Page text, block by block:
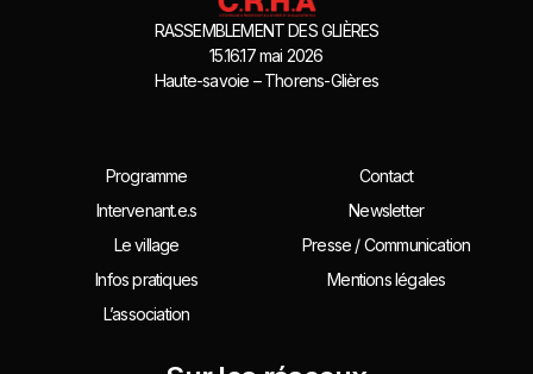
RASSEMBLEMENT DES GLIÈRES
15.16.17 mai 2026
Haute-savoie – Thorens-Glières
Programme
Intervenant.e.s
Le village
Infos pratiques
L’association
Contact
Newsletter
Presse / Communication
Mentions légales